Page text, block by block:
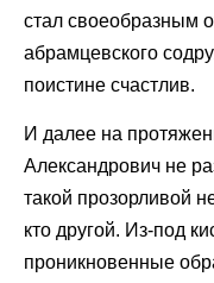
стал своеобразным
абрамцевского
поистине счастлив.
И далее на
Александрович не
такой прозорливой
кто другой. Из-под
проникновенные